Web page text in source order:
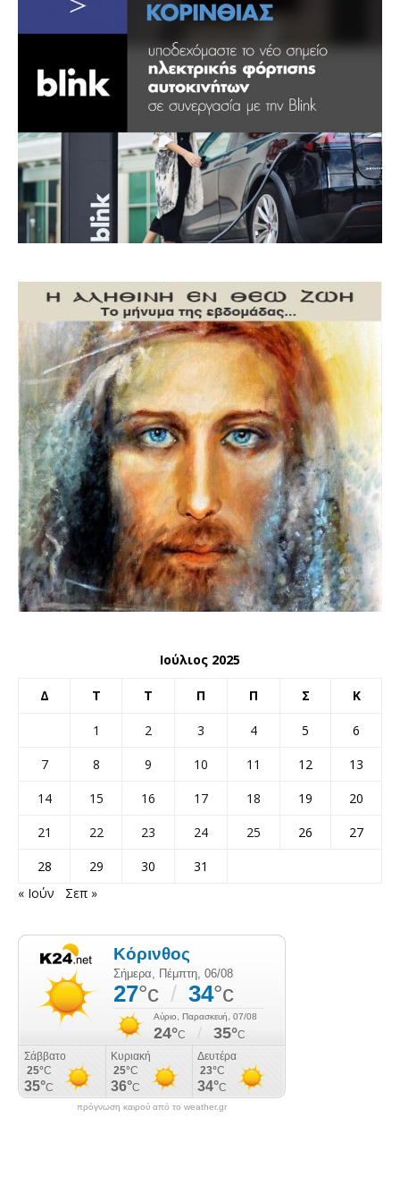
Ιούλιος 2025
Δ Τ Τ Π Π Σ Κ
1 2 3 4 5
6
7
8 9 10 11 12
13
14
15 16 17 18 19
20
21
22 23 24 25 26
27
28
29 30
31
« Ιούν
Σεπ »
πρόγνωση καιρού από το weather.gr